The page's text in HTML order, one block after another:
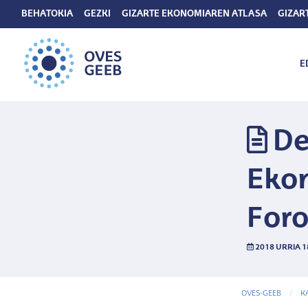
BEHATOKIA GEZKI GIZARTE EKONOMIAREN ATLASA
2018 URRIA
OVES-GEEB